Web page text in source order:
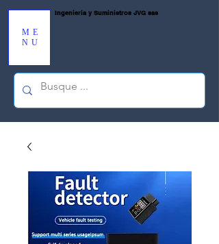
ME
NU
Ingenieria y Suministros JVG sas